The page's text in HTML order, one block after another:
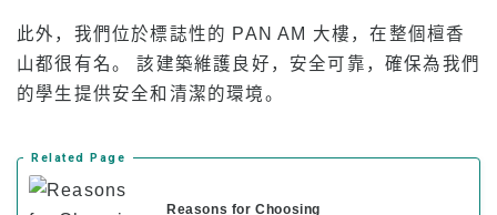
費用
持有F-1簽證的新生學費
Kama’aina（美國公民或綠卡持有人）的學費
在校學生和學生簽證（F-1簽證）持有人的學費
此外，我們位於標誌性的 PAN AM 大樓，在整個檀香
山都很有名。 該建築維護良好，安全可靠，確保為我們
的學生提供安全和清潔的環境。
Related Page
Reasons for Choosing